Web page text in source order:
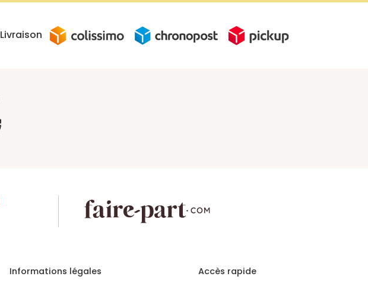
Livraison
Informations légales
Accès rapide